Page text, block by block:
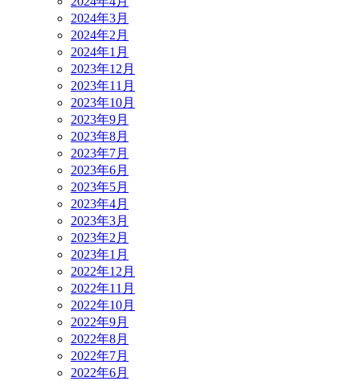
2024年3月
2024年2月
2024年1月
2023年12月
2023年11月
2023年10月
2023年9月
2023年8月
2023年7月
2023年6月
2023年5月
2023年4月
2023年3月
2023年2月
2023年1月
2022年12月
2022年11月
2022年10月
2022年9月
2022年8月
2022年7月
2022年6月